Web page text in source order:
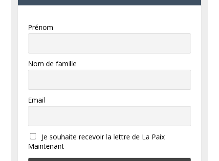
Prénom
Nom de famille
Email
Je souhaite recevoir la lettre de La Paix
Maintenant